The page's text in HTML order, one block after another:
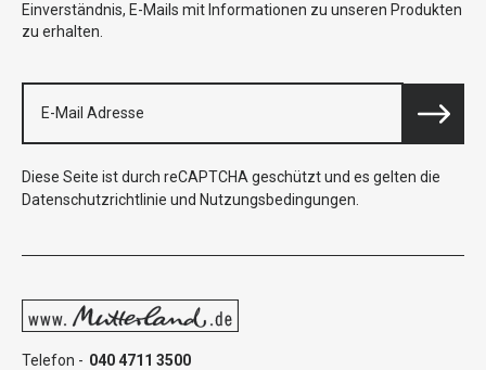
Einverständnis, E-Mails mit Informationen zu unseren Produkten
zu erhalten.
Diese Seite ist durch reCAPTCHA geschützt und es gelten die
Datenschutzrichtlinie und Nutzungsbedingungen
Telefon - 040 4711 3500